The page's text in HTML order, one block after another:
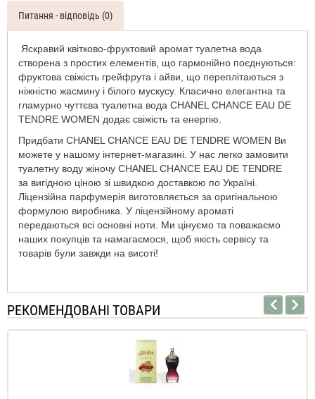
Chance
Eau
Tendre
Духи
жіночі
110
ML
Питання - відповідь (0)
Яскравий квітково-фруктовий аромат туалетна вода
створена з простих елементів, що гармонійно поєднуються:
фруктова свіжість грейфрута і айви, що переплітаються з
ніжністю жасмину і білого мускусу. Класично елегантна та
гламурно чуттєва туалетна вода CHANEL CHANCE EAU DE
TENDRE WOMEN додає свіжість та енергію.
Придбати CHANEL CHANCE EAU DE TENDRE WOMEN Ви
можете у нашому інтернет-магазині. У нас легко замовити
туалетну воду жіночу CHANEL CHANCE EAU DE TENDRE
за вигідною ціною зі швидкою доставкою по Україні.
Ліцензійна парфумерія виготовляється за оригінальною
формулою виробника. У ліцензійному ароматі
передаються всі основні ноти. Ми цінуємо та поважаємо
наших покупців та намагаємося, щоб якість сервісу та
товарів були завжди на висоті!
РЕКОМЕНДОВАНІ ТОВАРИ